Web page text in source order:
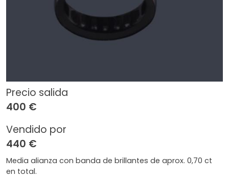
Precio salida
400 €
Vendido por
440 €
Media alianza con banda de brillantes de aprox. 0,70 ct
en total.